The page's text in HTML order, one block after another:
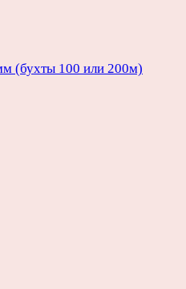
(бухты 100 или 200м)